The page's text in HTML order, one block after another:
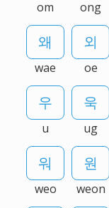
om ong
wae oe
u ug
weo weon